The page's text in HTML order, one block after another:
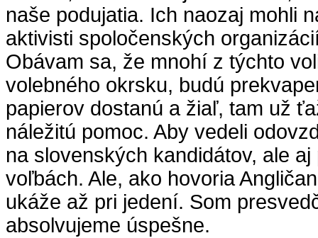
naše podujatia. Ich naozaj mohli
aktivisti spoločenských
Obávam sa, že mnohí z týchto
volebného okrsku, budú
papierov dostanú a žiaľ, tam už
náležitú pomoc. Aby vedeli
na slovenských kandidátov, ale
voľbách. Ale, ako hovoria
ukáže až pri jedení. Som
absolvujeme úspešne.